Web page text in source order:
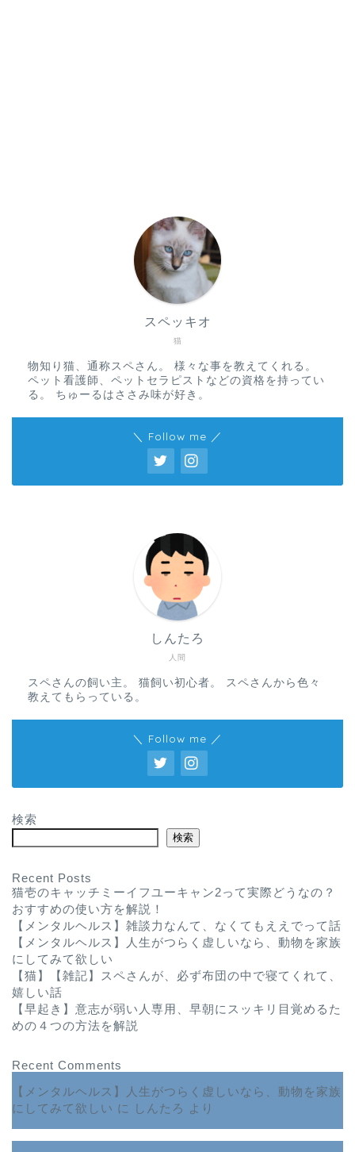
猫
スペッキオ
物知り猫、通称スペさん。 様々な事を教えてくれる。
ペット看護師、ペットセラピストなどの資格を持ってい
る。 ちゅーるはささみ味が好き。
＼ Follow me ／
人間
しんたろ
スペさんの飼い主。 猫飼い初心者。 スペさんから色々
教えてもらっている。
＼ Follow me ／
検索
検索
Recent Posts
猫壱のキャッチミーイフユーキャン2って実際どうなの？
おすすめの使い方を解説！
【メンタルヘルス】雑談力なんて、なくてもええでって話
【メンタルヘルス】人生がつらく虚しいなら、動物を家族
にしてみて欲しい
【猫】【雑記】スペさんが、必ず布団の中で寝てくれて、
嬉しい話
【早起き】意志が弱い人専用、早朝にスッキリ目覚めるた
めの４つの方法を解説
Recent Comments
【メンタルヘルス】人生がつらく虚しいなら、動物を家族
にしてみて欲しい に しんたろ より